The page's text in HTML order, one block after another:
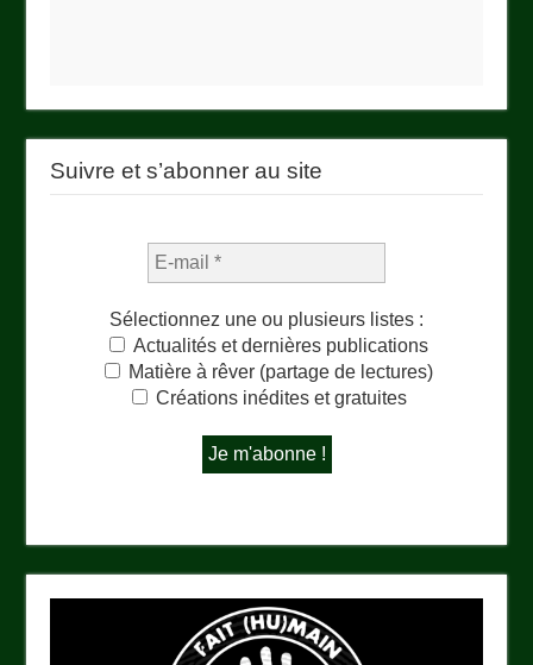
Suivre et s’abonner au site
Sélectionnez une ou plusieurs listes :
Actualités et dernières publications
Matière à rêver (partage de lectures)
Créations inédites et gratuites